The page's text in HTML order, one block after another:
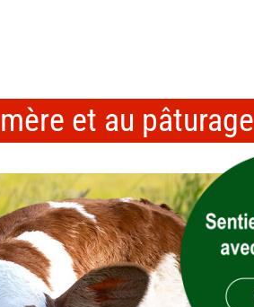
et au pâturage